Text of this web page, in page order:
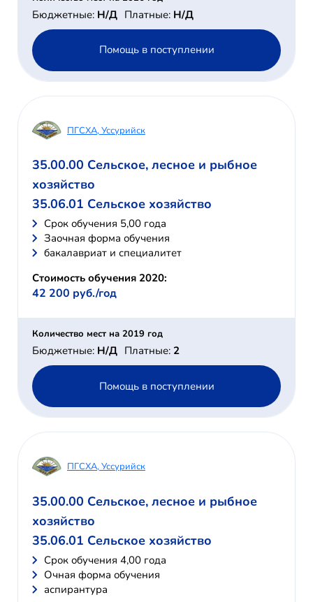
Бюджетные: Н/Д Платные: Н/Д
Помощь в поступлении
ПГСХА, Уссурийск
35.00.00 Сельское, лесное и рыбное
хозяйство
35.06.01 Сельское хозяйство
Cрок обучения 5,00 года
Заочная форма обучения
бакалавриат и специалитет
Стоимость обучения 2020:
42 200 руб./год
Количество мест на 2019 год
Бюджетные: Н/Д Платные: 2
Помощь в поступлении
ПГСХА, Уссурийск
35.00.00 Сельское, лесное и рыбное
хозяйство
35.06.01 Сельское хозяйство
Cрок обучения 4,00 года
Очная форма обучения
аспирантура